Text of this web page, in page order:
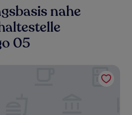
nahe
05